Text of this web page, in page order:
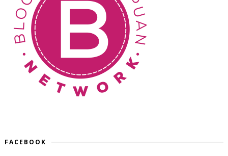
FACEBOOK